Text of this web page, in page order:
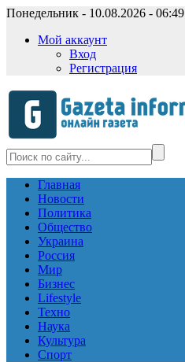
Понедельник - 10.08.2026 - 06:49
Мой аккаунт
Вход
Регистрация
Главная
Новости
Политика
Общество
Украина
Россия
Мир
Бизнес
Lifestyle
Техно
Наука
Культура
Спорт